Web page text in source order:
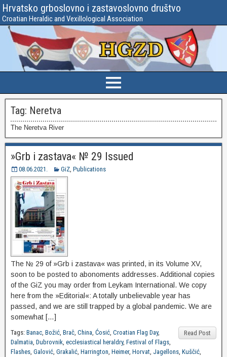
Hrvatsko grboslovno i zastavoslovno društvo
Croatian Heraldic and Vexillological Association
Tag: Neretva
The Neretva River
»Grb i zastava« № 29 Issued
08.06.2021. GiZ, Publications
The № 29 of »Grb i zastava« was printed, in its Volume XV,
soon to be posted to abonoments addresses. Additional copies
of the GiZ you may order from Leykam International. We copy
here from the »Editorial«: A totally unbelievable year has
passed, and we are still trapped by a global pandemic. We are
somewhat […]
Read Post
Tags: Banac, Božić, Brač, China, Ćosić, Croatian Flag Day,
Dalmatia, Dubrovnik, ecclesiastical heraldry, Festival of Flags,
Flashes, Galović, Grakalić, Harrington, Heimer, Horvat, Jagellons, Kuščić,